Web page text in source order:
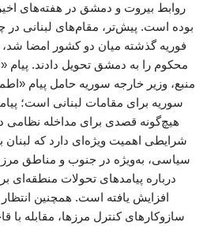
روابط بیروت و دمشق در هفته‌های
بوده است. پیش‌تر، مقام‌های لبنانی در
فوریه گذشته میان دو کشور امضا شد،
محکوم را به دمشق تحویل دادند. پیام
منبع، وزیر خارجه سوریه حامل پیام
سوریه برای مقامات لبنانی است؛
هیچ‌گونه قصدی برای مداخله نظامی در
شرایطی اهمیت ویژه‌ای دارد که
سیاسی، به‌ویژه در جنوب و مناطق
درباره پیامدهای تحولات منطقه‌ای
افزایش یافته است. همچنین انتظار
سازوکارهای کنترل مرزها، مقابله با